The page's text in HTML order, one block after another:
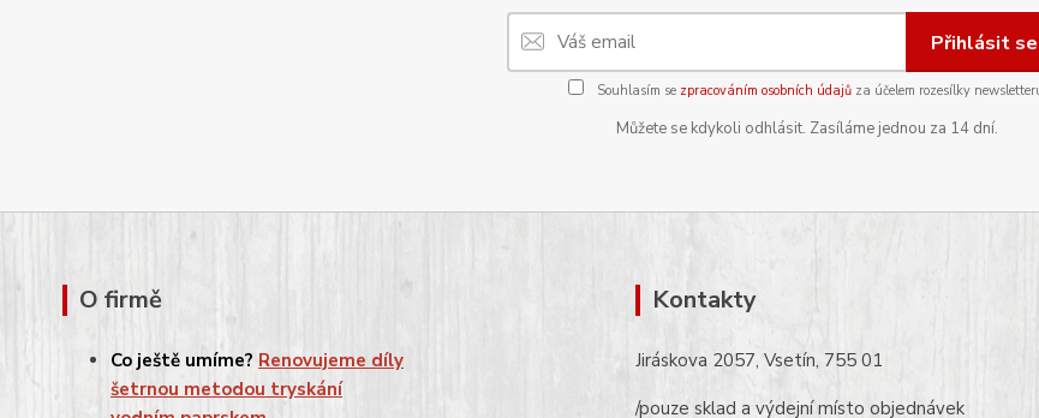
Přihlásit se
Souhlasím se zpracováním osobních údajůza účelem rozesílky
Můžete se kdykoli odhlásit. Zasíláme jednou za 14 dní.
O firmě
Co ještě umíme? Renovujeme díly
šetrnou metodou tryskání
Kontakty
Jiráskova 2057, Vsetín, 755 01
/pouze sklad a výdejní místo objednávek